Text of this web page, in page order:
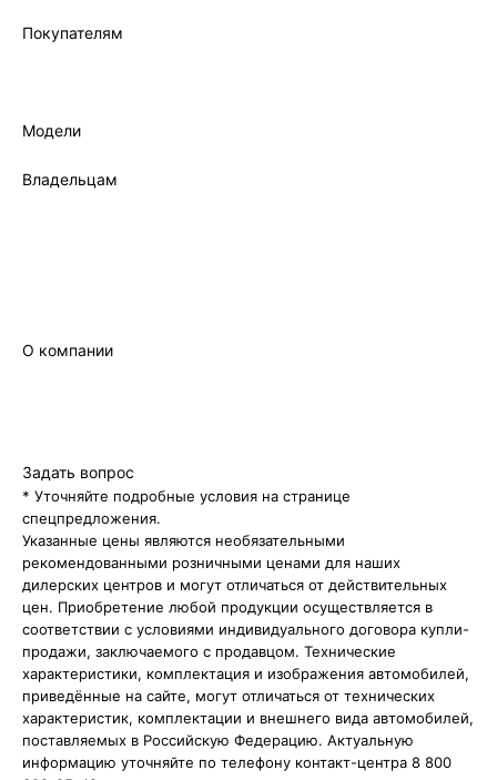
Покупателям
Модели
Владельцам
О компании
Задать вопрос
* Уточняйте подробные условия на странице
спецпредложения.
Указанные цены являются необязательными
рекомендованными розничными ценами для наших
дилерских центров и могут отличаться от действительных
цен. Приобретение любой продукции осуществляется в
соответствии с условиями индивидуального договора купли-
продажи, заключаемого с продавцом. Технические
характеристики, комплектация и изображения автомобилей,
приведённые на сайте, могут отличаться от технических
характеристик, комплектации и внешнего вида автомобилей,
поставляемых в Российскую Федерацию. Актуальную
информацию уточняйте по телефону контакт-центра 8 800